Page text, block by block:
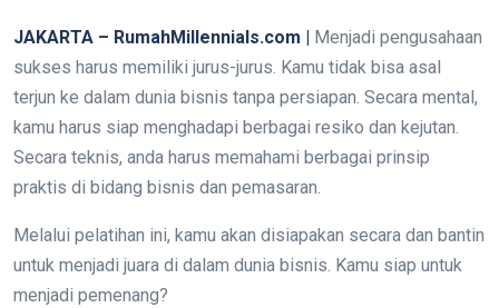
JAKARTA – RumahMillennials.com | Menjadi pengusahaan
sukses harus memiliki jurus-jurus. Kamu tidak bisa asal
terjun ke dalam dunia bisnis tanpa persiapan. Secara mental,
kamu harus siap menghadapi berbagai resiko dan kejutan.
Secara teknis, anda harus memahami berbagai prinsip
praktis di bidang bisnis dan pemasaran.
Melalui pelatihan ini, kamu akan disiapakan secara dan bantin
untuk menjadi juara di dalam dunia bisnis. Kamu siap untuk
menjadi pemenang?